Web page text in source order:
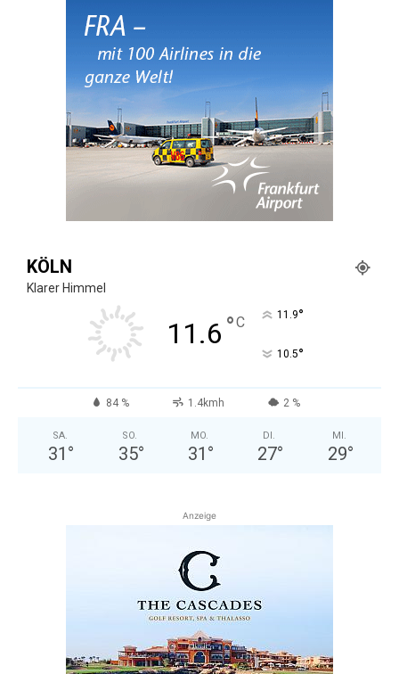
KÖLN
Klarer Himmel
11.6 °C 11.9°
10.5°
84 % 1.4kmh 2 %
SA.
31 °
SO.
35°
MO.
31 °
DI.
27°
MI.
29°
Anzeige